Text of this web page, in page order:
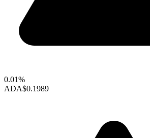
0.01%
ADA$0.1989